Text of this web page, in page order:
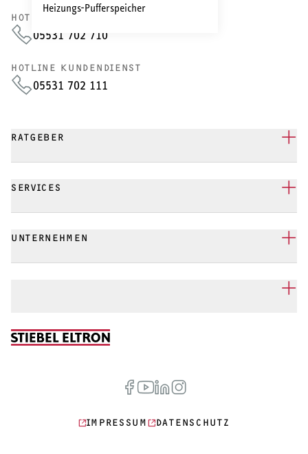
Heizungs-Pufferspeicher
HOTLINE VERTRIEB
05531 702 710
HOTLINE KUNDENDIENST
05531 702 111
RATGEBER
SERVICES
UNTERNEHMEN
IMPRESSUM DATENSCHUTZ